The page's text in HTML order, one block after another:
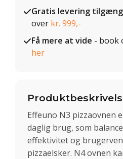
Gratis levering
over kr. 999,-
Få mere at vide - book
her
Effeuno N3 pizzaovnen
daglig brug, som
effektivitet og
pizzaelsker. N4 ovnen